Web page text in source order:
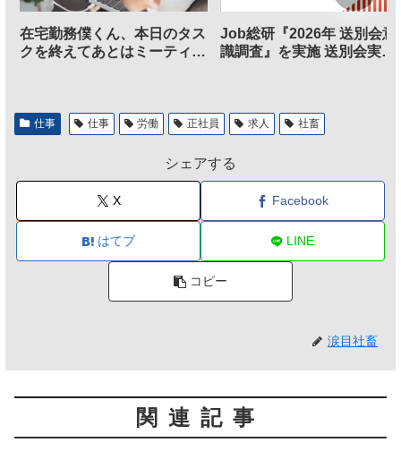
在宅勤務僕くん、本日のタス
クを終えてあとはミーティン
Job総研『2026年 送別会意
識調査』を実施 送別会実施
仕事 仕事 労働 正社員 求人 社畜
シェアする
X Facebook
はてブ LINE
コピー
涙目社畜
関連記事